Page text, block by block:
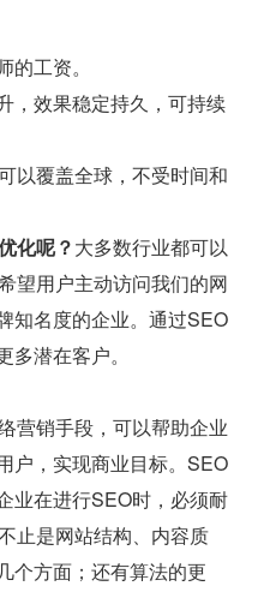
工资。
，效果稳定持久，可持续
以覆盖全球，不受时间和
化呢？大多数行业都可以
望用户主动访问我们的网
知名度的企业。通过SEO
潜在客户。
营销手段，可以帮助企业
户，实现商业目标。SEO
业在进行SEO时，必须耐
止是网站结构、内容质
个方面；还有算法的更